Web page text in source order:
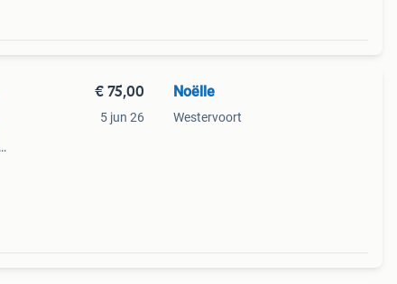
€ 75,00
5 jun 26
Noëlle
Westervoort